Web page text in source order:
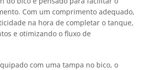
Com um comprimento adequado,
na hora de completar o tanque,
e otimizando o fluxo de
com uma tampa no bico, o